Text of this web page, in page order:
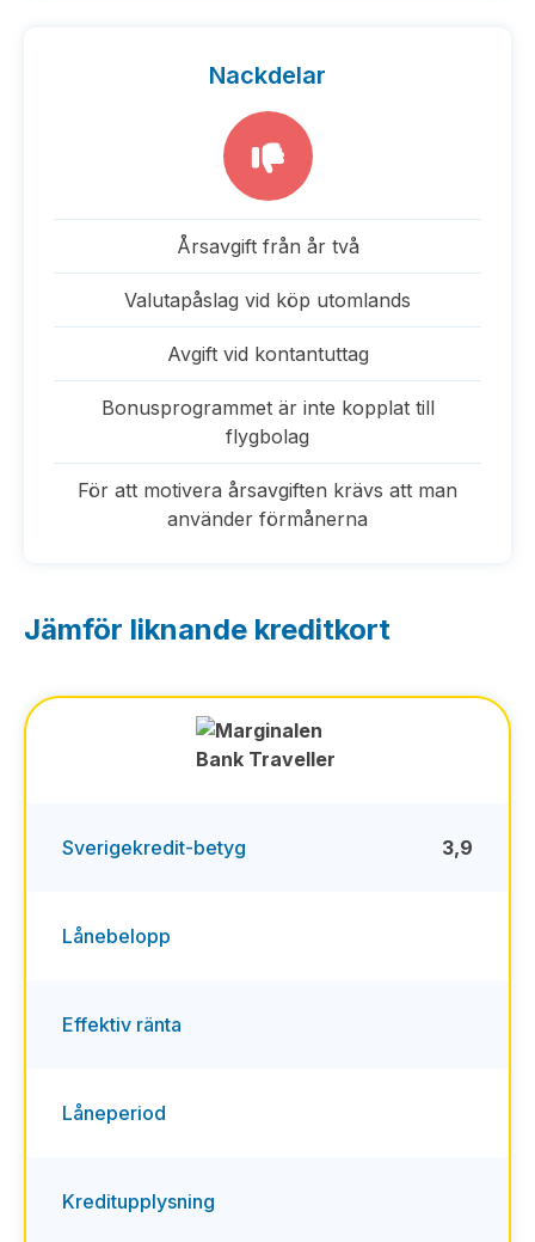
Nackdelar
Årsavgift från år två
Valutapåslag vid köp utomlands
Avgift vid kontantuttag
Bonusprogrammet är inte kopplat till
flygbolag
För att motivera årsavgiften krävs att man
använder förmånerna
Jämför liknande kreditkort
Sverigekredit-betyg 3,9
Lånebelopp
Effektiv ränta
Låneperiod
Kreditupplysning